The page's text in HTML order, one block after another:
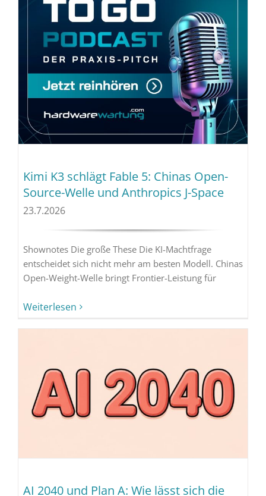
Kimi K3 schlägt Fable 5: Chinas Open-
Source-Welle und Anthropics J-Space
23.7.2026
Shownotes Die große These Die KI-Machtfrage
entscheidet sich nicht mehr am besten Modell. Chinas
Open-Weight-Welle bringt Frontier-Leistung für
Weiterlesen
AI 2040 und Plan A: Wie lässt sich die